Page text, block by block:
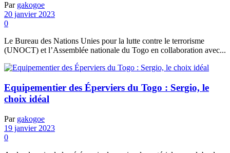
Par gakogoe
20 janvier 2023
0
Le Bureau des Nations Unies pour la lutte contre le terrorisme
(UNOCT) et l’Assemblée nationale du Togo en collaboration avec...
Equipementier des Éperviers du Togo : Sergio, le
choix idéal
Par gakogoe
19 janvier 2023
0